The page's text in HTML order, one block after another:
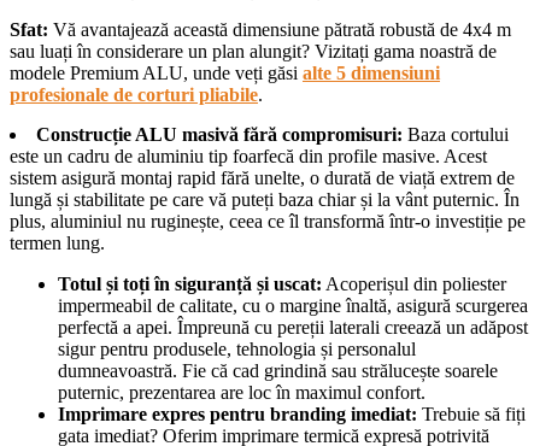
Sfat: Vă avantajează această dimensiune pătrată robustă de 4x4 m
sau luați în considerare un plan alungit? Vizitați gama noastră de
modele Premium ALU, unde veți găsi alte 5 dimensiuni
profesionale de corturi pliabile.
Construcție ALU masivă fără compromisuri: Baza cortului
este un cadru de aluminiu tip foarfecă din profile masive. Acest
sistem asigură montaj rapid fără unelte, o durată de viață extrem de
lungă și stabilitate pe care vă puteți baza chiar și la vânt puternic. În
plus, aluminiul nu ruginește, ceea ce îl transformă într-o investiție pe
termen lung.
Totul și toți în siguranță și uscat: Acoperișul din poliester
impermeabil de calitate, cu o margine înaltă, asigură scurgerea
perfectă a apei. Împreună cu pereții laterali creează un adăpost
sigur pentru produsele, tehnologia și personalul
dumneavoastră. Fie că cad grindină sau strălucește soarele
puternic, prezentarea are loc în maximul confort.
Imprimare expres pentru branding imediat: Trebuie să fiți
gata imediat? Oferim imprimare termică expresă potrivită